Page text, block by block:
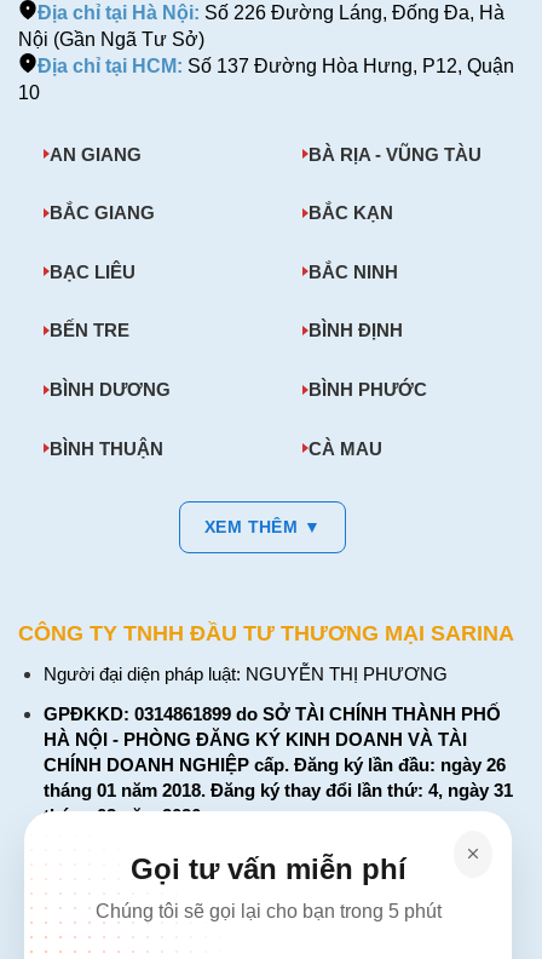
Địa chỉ tại Hà Nội: Số 226 Đường Láng, Đống Đa, Hà
Nội (Gần Ngã Tư Sở)
Địa chỉ tại HCM: Số 137 Đường Hòa Hưng, P12, Quận
10
AN GIANG BÀ RỊA - VŨNG TÀU
BẮC GIANG BẮC KẠN
BẠC LIÊU BẮC NINH
BẾN TRE BÌNH ĐỊNH
BÌNH DƯƠNG BÌNH PHƯỚC
BÌNH THUẬN CÀ MAU
XEM THÊM ▼
CÔNG TY TNHH ĐẦU TƯ THƯƠNG MẠI SARINA
Người đại diện pháp luật: NGUYỄN THỊ PHƯƠNG
GPĐKKD: 0314861899 do SỞ TÀI CHÍNH THÀNH PHỐ
HÀ NỘI - PHÒNG ĐĂNG KÝ KINH DOANH VÀ TÀI
CHÍNH DOANH NGHIỆP cấp. Đăng ký lần đầu: ngày 26
tháng 01 năm 2018. Đăng ký thay đổi lần thứ: 4, ngày 31
tháng 03 năm 2026
226 Đường Láng, Đống Đa, Hà Nội
137 Đường Hòa Hưng, Phường 12, Quận 10, TP. Hồ Chí
Minh
Gọi tư vấn miễn phí
Chúng tôi sẽ gọi lại cho bạn trong 5 phút